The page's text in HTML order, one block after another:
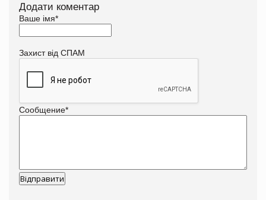
Додати коментар
Ваше імя*
Захист від СПАМ
Сообщение*